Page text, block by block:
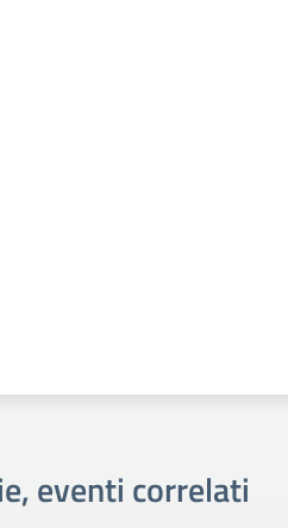
eventi correlati